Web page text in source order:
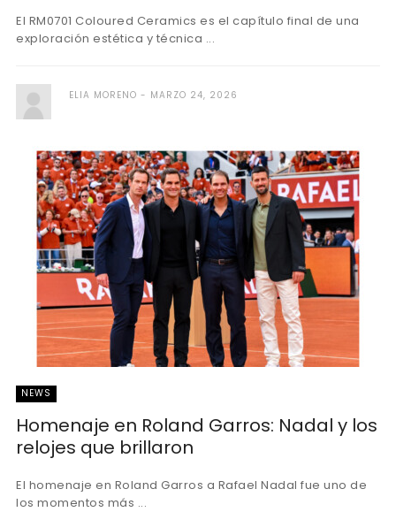
El RM0701 Coloured Ceramics es el capítulo final de una
exploración estética y técnica ...
ELIA MORENO MARZO 24, 2026
NEWS
Homenaje en Roland Garros: Nadal y los
relojes que brillaron
El homenaje en Roland Garros a Rafael Nadal fue uno de
los momentos más ...